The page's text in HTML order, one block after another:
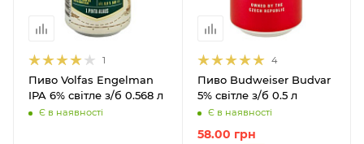
1
Пиво Volfas Engelman
IPA 6% світле з/б 0.568 л
Є в наявності
4
Пиво Budweiser Budvar
5% світле з/б 0.5 л
Є в наявності
58.00 грн